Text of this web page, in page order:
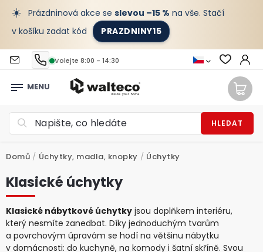
☀️ Prázdninová akce se slevou –15 % na vše. Stačí
v košíku zadat kód
PRAZDNINY15
Volejte 8:00 - 14:30
HLEDAT
Domů / Úchytky, madla, knopky / Úchytky
Klasické úchytky
Klasické nábytkové úchytky jsou doplňkem interiéru,
který nesmíte zanedbat. Díky jednoduchým tvarům
a povrchovým úpravám se hodí na většinu nábytku
v domácnosti: do kuchyně, na komody i šatní skříně. Svou